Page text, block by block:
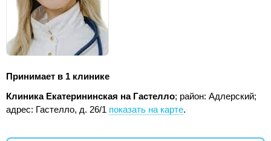
Принимает в 1 клинике
Клиника Екатерининская на Гастелло; район: Адлерский;
адрес: Гастелло, д. 26/1 показать на карте.